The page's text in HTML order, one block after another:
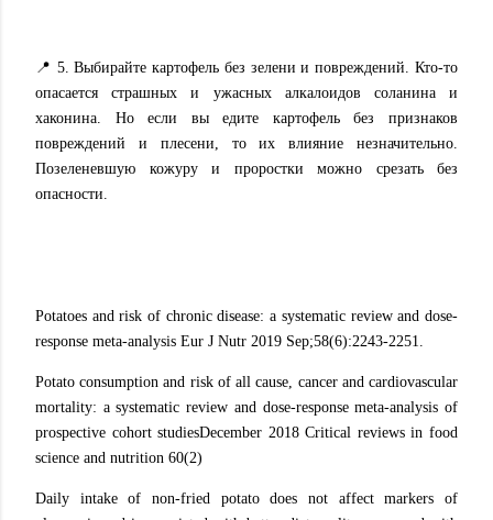
📍 5. Выбирайте картофель без зелени и повреждений. Кто-то
опасается страшных и ужасных алкалоидов соланина и
хаконина. Но если вы едите картофель без признаков
повреждений и плесени, то их влияние незначительно.
Позеленевшую кожуру и проростки можно срезать без
опасности.
Potatoes and risk of chronic disease: a systematic review and dose-
response meta-analysis Eur J Nutr 2019 Sep;58(6):2243-2251.
Potato consumption and risk of all cause, cancer and cardiovascular
mortality: a systematic review and dose-response meta-analysis of
prospective cohort studiesDecember 2018 Critical reviews in food
science and nutrition 60(2)
Daily intake of non-fried potato does not affect markers of